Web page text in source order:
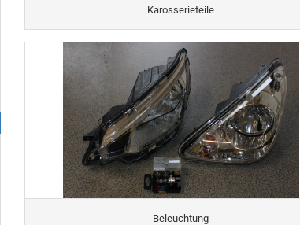
Karosserieteile
Beleuchtung